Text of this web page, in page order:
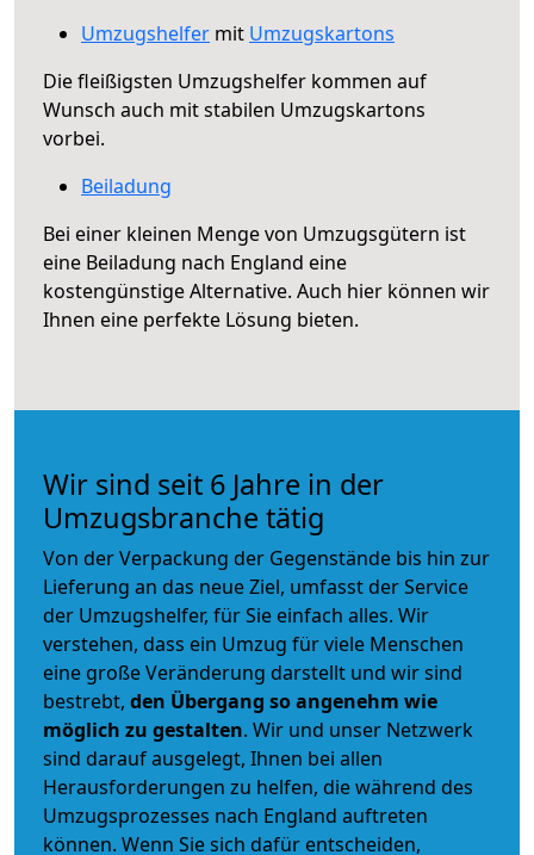
Umzugshelfer mit Umzugskartons
Die fleißigsten Umzugshelfer kommen auf
Wunsch auch mit stabilen Umzugskartons
vorbei.
Beiladung
Bei einer kleinen Menge von Umzugsgütern ist
eine Beiladung nach England eine
kostengünstige Alternative. Auch hier können wir
Ihnen eine perfekte Lösung bieten.
Wir sind seit 6 Jahre in der
Umzugsbranche tätig
Von der Verpackung der Gegenstände bis hin zur
Lieferung an das neue Ziel, umfasst der Service
der Umzugshelfer, für Sie einfach alles. Wir
verstehen, dass ein Umzug für viele Menschen
eine große Veränderung darstellt und wir sind
bestrebt, den Übergang so angenehm wie
möglich zu gestalten. Wir und unser Netzwerk
sind darauf ausgelegt, Ihnen bei allen
Herausforderungen zu helfen, die während des
Umzugsprozesses nach England auftreten
können. Wenn Sie sich dafür entscheiden,